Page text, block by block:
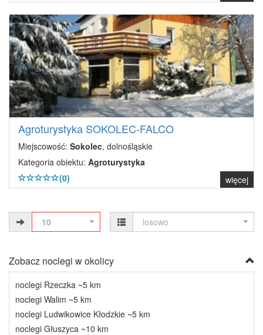
Agroturystyka SOKOLEC-FALCO
Miejscowość: Sokolec, dolnośląskie
Kategoria obiektu: Agroturystyka
(0)
więcej
10 losowo
Zobacz noclegi w okolicy
noclegi Rzeczka ~5 km
noclegi Walim ~5 km
noclegi Ludwikowice Kłodzkie ~5 km
noclegi Głuszyca ~10 km